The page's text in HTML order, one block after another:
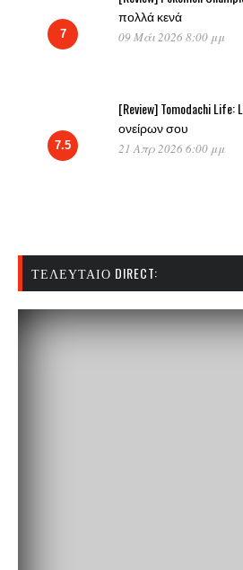
7
πολλά κενά
09 Μάι 2026 8:00 μμ
7.5
[Review] Tomodachi
ονείρων σου
21 Απρ 2026 6:00 μμ
ΤΕΛΕΥΤΑΊΟ DIRECT: